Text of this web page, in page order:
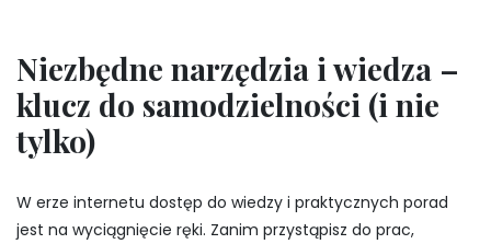
Niezbędne narzędzia i wiedza –
klucz do samodzielności (i nie
tylko)
W erze internetu dostęp do wiedzy i praktycznych porad
jest na wyciągnięcie ręki. Zanim przystąpisz do prac,